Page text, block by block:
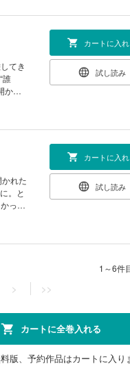
てき
誰
かれ
カートに入
試し読み
れた
。と
って
カートに入
試し読み
1～6件
> >>
カートに全巻入れる
版、予約作品はカートに入り